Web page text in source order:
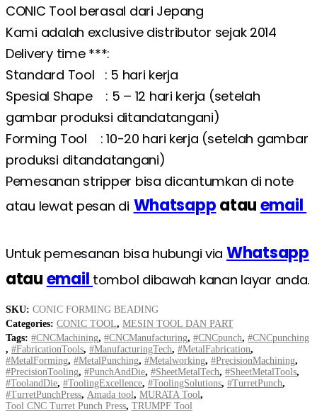
CONIC Tool berasal dari Jepang
Kami adalah exclusive distributor sejak 2014
Delivery time ***:
Standard Tool : 5 hari kerja
Spesial Shape : 5 – 12 hari kerja (setelah
gambar produksi ditandatangani)
Forming Tool : 10-20 hari kerja (setelah gambar
produksi ditandatangani)
Pemesanan stripper bisa dicantumkan di note
atau lewat pesan di Whatsappatauemail
Untuk pemesanan bisa hubungi via Whatsapp
atauemail tombol dibawah kanan layar anda.
SKU: CONIC FORMING BEADING
Categories: CONIC TOOL, MESIN TOOL DAN PART
Tags: #CNCMachining, #CNCManufacturing, #CNCpunch, #CNCpunching
, #FabricationTools, #ManufacturingTech, #MetalFabrication,
#MetalForming, #MetalPunching, #Metalworking, #PrecisionMachining,
#PrecisionTooling, #PunchAndDie, #SheetMetalTech, #SheetMetalTools,
#ToolandDie, #ToolingExcellence, #ToolingSolutions, #TurretPunch,
#TurretPunchPress, Amada tool, MURATA Tool,
Tool CNC Turret Punch Press, TRUMPF Tool